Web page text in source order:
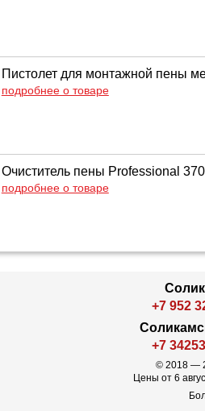
Пистолет для монтажной пены
подробнее о товаре
Очиститель пены Professional
подробнее о товаре
+7 952
+7
© 2018 —
Цены от 6